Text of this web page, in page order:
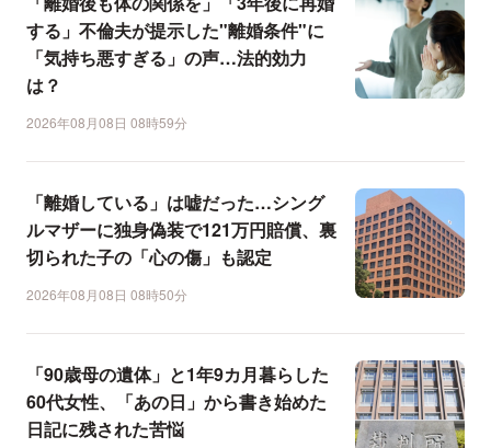
する」不倫夫が提示した"離婚条件"に
「気持ち悪すぎる」の声…法的効力
は？
2026年08月08日 08時59分
「離婚している」は嘘だった…シング
ルマザーに独身偽装で121万円賠償、裏
切られた子の「心の傷」も認定
2026年08月08日 08時50分
「90歳母の遺体」と1年9カ月暮らした
60代女性、「あの日」から書き始めた
日記に残された苦悩